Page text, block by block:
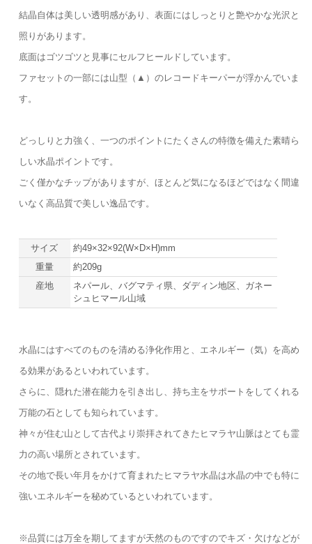
結晶自体は美しい透明感があり、表面にはしっとりと艶やかな光沢と
照りがあります。
底面はゴツゴツと見事にセルフヒールドしています。
ファセットの一部には山型（▲）のレコードキーパーが浮かんでいま
す。
どっしりと力強く、一つのポイントにたくさんの特徴を備えた素晴ら
しい水晶ポイントです。
ごく僅かなチップがありますが、ほとんど気になるほどではなく間違
いなく高品質で美しい逸品です。
サイズ
約49×32×92(W×D×H)mm
重量
約209g
産地
ネパール、バグマティ県、ダディン地区、ガネー
シュヒマール山域
水晶にはすべてのものを清める浄化作用と、エネルギー（気）を高め
る効果があるといわれています。
さらに、隠れた潜在能力を引き出し、持ち主をサポートをしてくれる
万能の石としても知られています。
神々が住む山として古代より崇拝されてきたヒマラヤ山脈はとても霊
力の高い場所とされています。
その地で長い年月をかけて育まれたヒマラヤ水晶は水晶の中でも特に
強いエネルギーを秘めているといわれています。
※品質には万全を期してますが天然のものですのでキズ・欠けなどが